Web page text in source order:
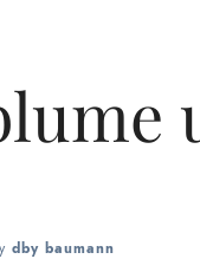
dby baumann